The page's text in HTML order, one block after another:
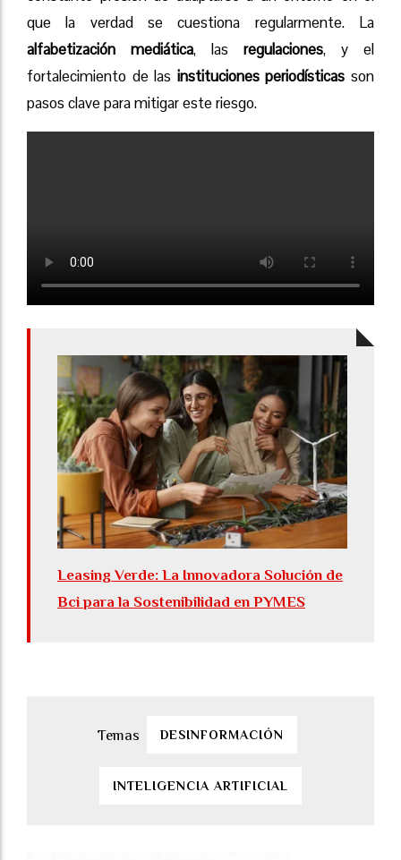
que la verdad se cuestiona regularmente. La
alfabetización mediática, las regulaciones, y el
fortalecimiento de las instituciones periodísticas son
pasos clave para mitigar este riesgo.
Leasing Verde: La Innovadora Solución de
Bci para la Sostenibilidad en PYMES
DESINFORMACIÓN
INTELIGENCIA ARTIFICIAL